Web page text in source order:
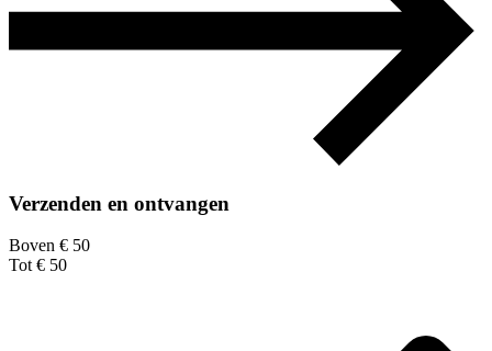
Verzenden en ontvangen
Boven € 50
Tot € 50